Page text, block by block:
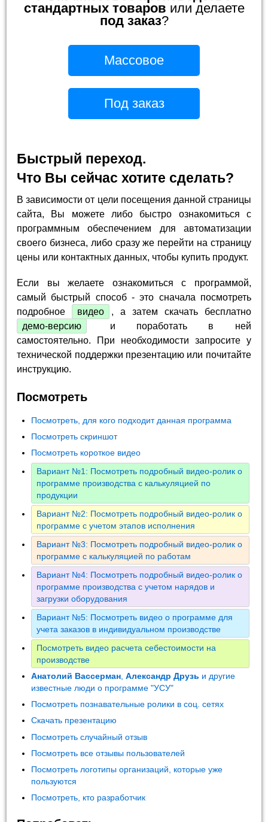
стандартных товаров или делаете
под заказ?
Массовое
Под заказ
Быстрый переход.
Что Вы сейчас хотите сделать?
В зависимости от цели посещения данной страницы
сайта, Вы можете либо быстро ознакомиться с
программным обеспечением для автоматизации
своего бизнеса, либо сразу же перейти на страницу
цены или контактных данных, чтобы купить продукт.
Если вы желаете ознакомиться с программой,
самый быстрый способ - это сначала посмотреть
подробное
видео
, а затем скачать бесплатно
демо-версию
и поработать в ней
самостоятельно. При необходимости запросите у
технической поддержки презентацию или почитайте
инструкцию.
Посмотреть
Посмотреть, для кого подходит данная программа
Посмотреть скриншот
Посмотреть короткое видео
Вариант №1: Посмотреть подробный видео-ролик о
программе производства с калькуляцией по
продукции
Вариант №2: Посмотреть подробный видео-ролик о
программе с учетом этапов исполнения
Вариант №3: Посмотреть подробный видео-ролик о
программе с калькуляцией по работам
Вариант №4: Посмотреть подробный видео-ролик о
программе производства с учетом нарядов и
загрузки оборудования
Вариант №5: Посмотреть видео о программе для
учета заказов в индивидуальном производстве
Посмотреть видео расчета себестоимости на
производстве
Анатолий Вассерман ,Александр Друзь и другие
известные люди о программе "УСУ"
Посмотреть познавательные ролики в соц. сетях
Скачать презентацию
Посмотреть случайный отзыв
Посмотреть все отзывы пользователей
Посмотреть логотипы организаций, которые уже
пользуются
Посмотреть, кто разработчик